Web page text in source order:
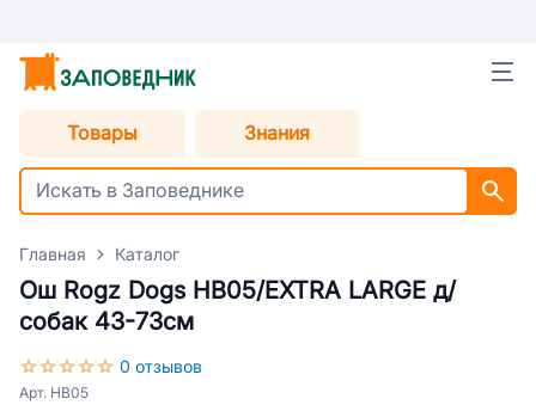
Товары Знания
Главная Каталог
Ош Rogz Dogs HB05/EXTRA LARGE д/
собак 43-73см
0 отзывов
Арт. HB05